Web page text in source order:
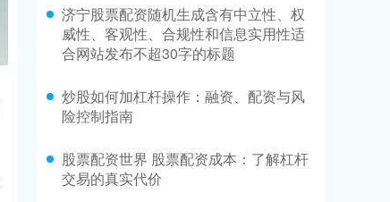
济宁股票配资随机生成含有中立性、权
威性、客观性、合规性和信息实用性适
合网站发布不超30字的标题
炒股如何加杠杆操作：融资、配资与风
险控制指南
股票配资世界 股票配资成本：了解杠杆
交易的真实代价